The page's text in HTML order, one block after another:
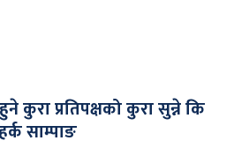
प्रतिपक्षको कुरा सुन्ने कि
साम्पाङ